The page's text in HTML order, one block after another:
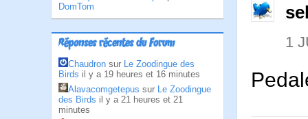
DomTom
Réponses récentes du Forum
Chaudron sur Le Zoodingue des
Birds il y a 19 heures et 16 minutes
Alavacomgetepus sur Le Zoodingue
des Birds il y a 21 heures et 21
minutes
1